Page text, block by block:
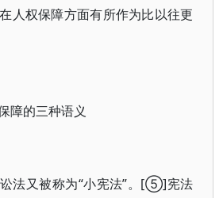
人权保障方面有所作为比以往更
障的三种语义
法又被称为“小宪法”。[⑤]宪法